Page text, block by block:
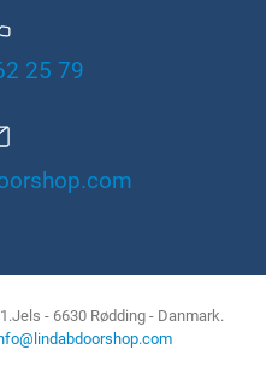
25 79
Jels - 6630 Rødding - Danmark